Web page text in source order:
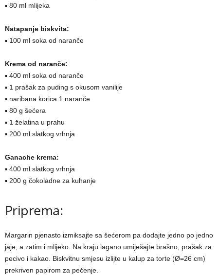
▪ 80 ml mlijeka
Natapanje biskvita:
▪ 100 ml soka od naranče
Krema od naranče:
▪ 400 ml soka od naranče
▪ 1 prašak za puding s okusom vanilije
▪ naribana korica 1 naranče
▪ 80 g šećera
▪ 1 želatina u prahu
▪ 200 ml slatkog vrhnja
Ganache krema:
▪ 400 ml slatkog vrhnja
▪ 200 g čokoladne za kuhanje
Priprema:
Margarin pjenasto izmiksajte sa šećerom pa dodajte jedno po jedno
jaje, a zatim i mlijeko. Na kraju lagano umiješajte brašno, prašak za
pecivo i kakao. Biskvitnu smjesu izlijte u kalup za torte (Ø=26 cm)
prekriven papirom za pečenje.